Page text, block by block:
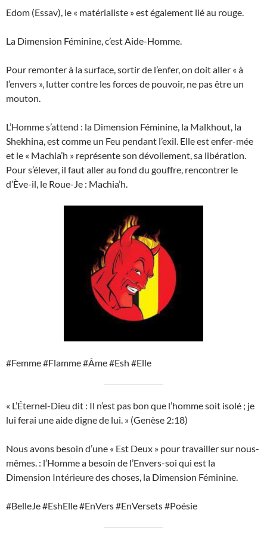
Edom (Essav), le « matérialiste » est également lié au rouge.
La Dimension Féminine, c’est Aide-Homme.
Pour remonter à la surface, sortir de l’enfer, on doit aller « à
l’envers », lutter contre les forces de pouvoir, ne pas être un
mouton.
L’Homme s’attend : la Dimension Féminine, la Malkhout, la
Shekhina, est comme un Feu pendant l’exil. Elle est enfer-mée
et le « Machia’h » représente son dévoilement, sa libération.
Pour s’élever, il faut aller au fond du gouffre, rencontrer le
d’Ève-il, le Roue-Je : Machia’h.
#Femme #Flamme #Âme #Esh #Elle
« L’Éternel-Dieu dit : Il n’est pas bon que l’homme soit isolé ; je
lui ferai une aide digne de lui. » (Genèse 2:18)
Nous avons besoin d’une « Est Deux » pour travailler sur nous-
mêmes. : l’Homme a besoin de l’Envers-soi qui est la
Dimension Intérieure des choses, la Dimension Féminine.
#BelleJe #EshElle #EnVers #EnVersets #Poésie